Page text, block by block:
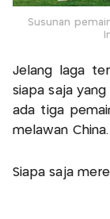
Susunan
Jelang laga
siapa saja
ada tiga
melawan China.
Siapa saja